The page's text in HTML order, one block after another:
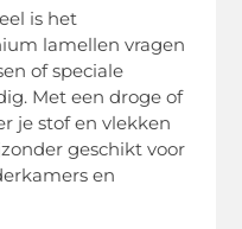
is het
lamellen vragen
of speciale
Met een droge of
je stof en vlekken
geschikt voor
en